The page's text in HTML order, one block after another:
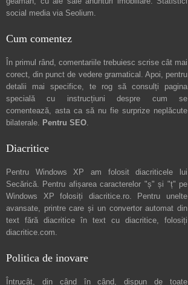
social media via Seolium.
Cum comentez
În primul rând, comentariile trebuiesc scrise cât mai
corect, din punct de vedere gramatical. Apoi, pentru
detalii mai specifice, te rog să consulți pagina
specială cu instrucțiuni despre cum se
comentează, asta ca să nu fie surprize neplăcute
bilaterale. Pentru SEO.
Diacritice
Pentru Windows XP am folosit diacriticele lui
Secărică. Pentru afișarea caracterelor "ș" și "ț" pe
Windows XP folosiți diacritice.ro. Pentru unelte
avansate, printre care și un convertor automat din
text fără diacritice în text cu diacritice, folosiți
diacritice.com.
Politica de inovare
Întrucât, din când în când, dispun de toate